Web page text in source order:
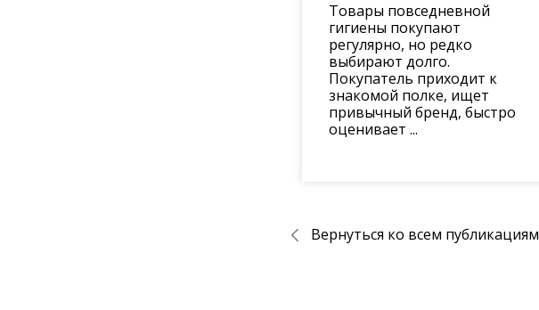
Товары повседневной
гигиены покупают
регулярно, но редко
выбирают долго.
Покупатель приходит к
знакомой полке, ищет
привычный бренд, быстро
оценивает ...
Вернуться ко всем публикациям